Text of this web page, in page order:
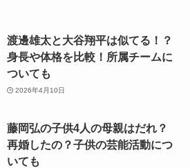
渡邊雄太と大谷翔平は似てる！？
身長や体格を比較！所属チームに
ついても
2026年4月10日
藤岡弘の子供4人の母親はだれ？
再婚したの？子供の芸能活動につ
いても